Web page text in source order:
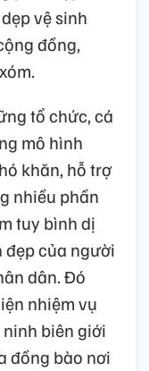
vệ sinh
đồng,
tổ chức, cá
mô hình
khăn, hỗ trợ
nhiều phần
tuy bình dị
đẹp của người
dân. Đó
nhiệm vụ
biên giới
đồng bào nơi